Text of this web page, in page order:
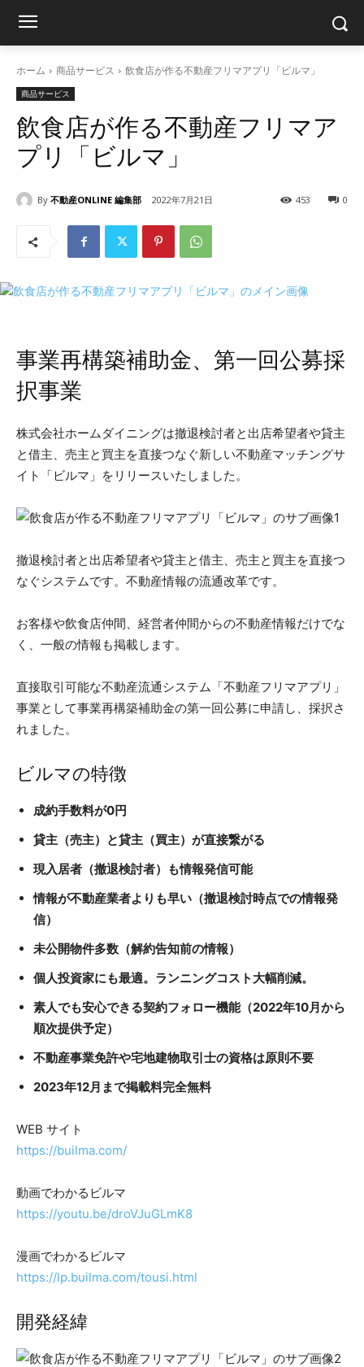
ホーム 商品サービス 飲食店が作る不動産フリマアプリ「ビルマ」
商品サービス
飲食店が作る不動産フリマア
プリ「ビルマ」
By 不動産ONLINE 編集部 2022年7月21日 0
453
事業再構築補助金、第一回公募採
択事業
株式会社ホームダイニングは撤退検討者と出店希望者や貸主
と借主、売主と買主を直接つなぐ新しい不動産マッチングサ
イト「ビルマ」をリリースいたしました。
撤退検討者と出店希望者や貸主と借主、売主と買主を直接つ
なぐシステムです。不動産情報の流通改革です。
お客様や飲食店仲間、経営者仲間からの不動産情報だけでな
く、一般の情報も掲載します。
直接取引可能な不動産流通システム「不動産フリマアプリ」
事業として事業再構築補助金の第一回公募に申請し、採択さ
れました。
ビルマの特徴
成約手数料が0円
貸主（売主）と貸主（買主）が直接繋がる
現入居者（撤退検討者）も情報発信可能
情報が不動産業者よりも早い（撤退検討時点での情報発
信）
未公開物件多数（解約告知前の情報）
個人投資家にも最適。ランニングコスト大幅削減。
素人でも安心できる契約フォロー機能（2022年10月から
順次提供予定）
不動産事業免許や宅地建物取引士の資格は原則不要
2023年12月まで掲載料完全無料
WEB サイト
https://builma.com/
動画でわかるビルマ
https://youtu.be/droVJuGLmK8
漫画でわかるビルマ
https://lp.builma.com/tousi.html
開発経緯